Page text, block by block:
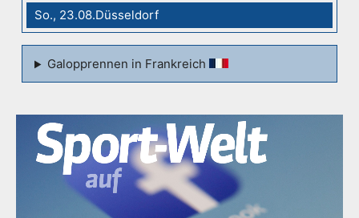
So., 23.08.Düsseldorf
Galopprennen in Frankreich